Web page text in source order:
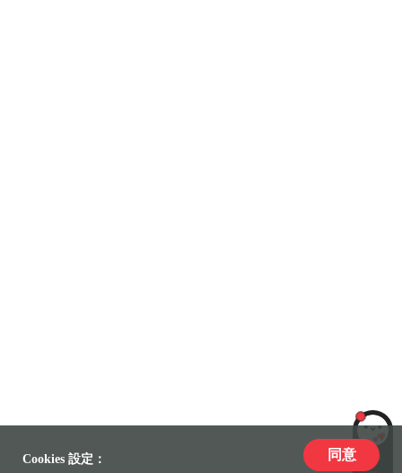
LiLi
Cookies 設定： 同意